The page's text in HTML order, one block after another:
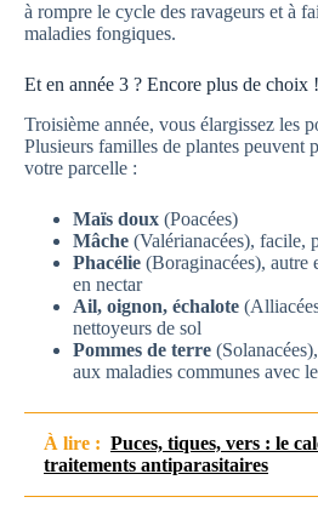
à rompre le cycle des ravageurs et à
maladies fongiques.
Et en année 3 ? Encore plus de choix !
Troisième année, vous élargissez les
Plusieurs familles de plantes peuvent
votre parcelle :
Maïs doux (Poacées)
Mâche (Valérianacées), facile,
Phacélie (Boraginacées), autre
en nectar
Ail, oignon, échalote
nettoyeurs de sol
Pommes de terre
aux maladies communes avec
À lire : Puces, tiques, vers : le
traitements antiparasitaires